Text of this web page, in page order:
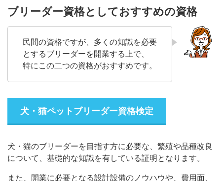
ブリーダー資格としておすすめの資格
民間の資格ですが、多くの知識を必要
とするブリーダーを開業する上で、
特にこの二つの資格がおすすめです。
犬・猫ペットブリーダー資格検定
犬・猫のブリーダーを目指す方に必要な、繁殖や品種改良
について、基礎的な知識を有している証明となります。
また、開業に必要となる設計設備のノウハウや、費用面、